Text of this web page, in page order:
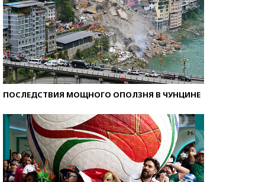
ПОСЛЕДСТВИЯ МОЩНОГО ОПОЛЗНЯ В ЧУНЦИНЕ